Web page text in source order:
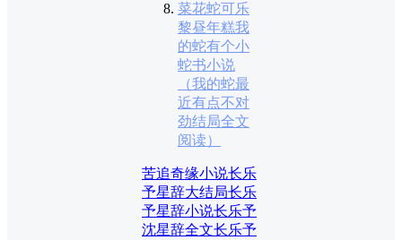
菜花蛇可乐
黎昼年糕我
的蛇有个小
蛇书小说
（我的蛇最
近有点不对
劲结局全文
阅读）
苦追奇缘小说长乐
予星辞大结局长乐
予星辞小说长乐予
沈星辞全文长乐予